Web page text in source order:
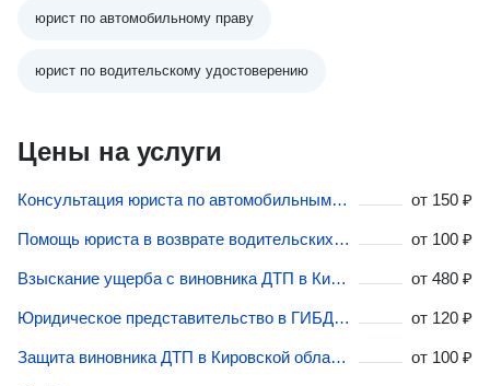
юрист по автомобильному праву
юрист по водительскому удостоверению
Цены на услуги
Консультация юриста по автомобильным спорам в Кировской области от 150 ₽
Помощь юриста в возврате водительских прав в Кировской области от 100 ₽
Взыскание ущерба с виновника ДТП в Кировской области от 480 ₽
Юридическое представительство в ГИБДД в Кировской области от 120 ₽
Защита виновника ДТП в Кировской области от 100 ₽